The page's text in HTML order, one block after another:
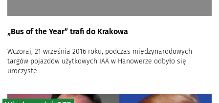
„Bus of the Year” trafi do Krakowa
Wczoraj, 21 września 2016 roku, podczas międzynarodowych
targów pojazdów użytkowych IAA w Hanowerze odbyło się
uroczyste...